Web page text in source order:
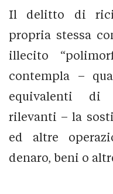
Il delitto di
propria stessa
illecito
contempla –
equivalenti di
rilevanti – la
ed altre
denaro, beni o